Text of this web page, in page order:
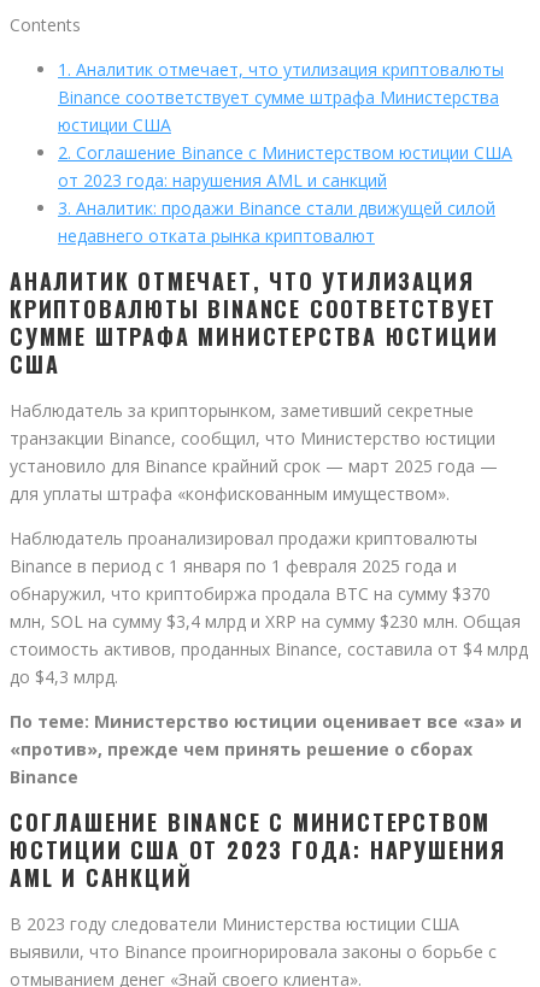
Contents
1. Аналитик отмечает, что утилизация криптовалюты
Binance соответствует сумме штрафа Министерства
юстиции США
2. Соглашение Binance с Министерством юстиции США
от 2023 года: нарушения AML и санкций
3. Аналитик: продажи Binance стали движущей силой
недавнего отката рынка криптовалют
АНАЛИТИК ОТМЕЧАЕТ, ЧТО УТИЛИЗАЦИЯ
КРИПТОВАЛЮТЫ BINANCE СООТВЕТСТВУЕТ
СУММЕ ШТРАФА МИНИСТЕРСТВА ЮСТИЦИИ
США
Наблюдатель за крипторынком, заметивший секретные
транзакции Binance, сообщил, что Министерство юстиции
установило для Binance крайний срок — март 2025 года —
для уплаты штрафа «конфискованным имуществом».
Наблюдатель проанализировал продажи криптовалюты
Binance в период с 1 января по 1 февраля 2025 года и
обнаружил, что криптобиржа продала BTC на сумму $370
млн, SOL на сумму $3,4 млрд и XRP на сумму $230 млн. Общая
стоимость активов, проданных Binance, составила от $4 млрд
до $4,3 млрд.
По теме: Министерство юстиции оценивает все «за» и
«против», прежде чем принять решение о сборах
Binance
СОГЛАШЕНИЕ BINANCE С МИНИСТЕРСТВОМ
ЮСТИЦИИ США ОТ 2023 ГОДА: НАРУШЕНИЯ
AML И САНКЦИЙ
В 2023 году следователи Министерства юстиции США
выявили, что Binance проигнорировала законы о борьбе с
отмыванием денег «Знай своего клиента».